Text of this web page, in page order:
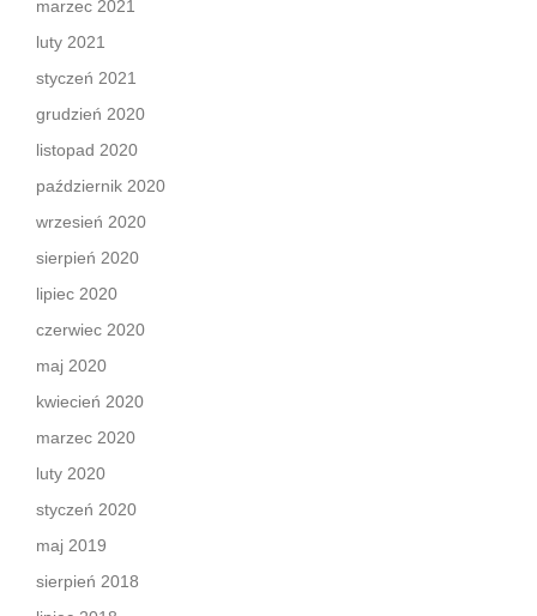
marzec 2021
luty 2021
styczeń 2021
grudzień 2020
listopad 2020
październik 2020
wrzesień 2020
sierpień 2020
lipiec 2020
czerwiec 2020
maj 2020
kwiecień 2020
marzec 2020
luty 2020
styczeń 2020
maj 2019
sierpień 2018